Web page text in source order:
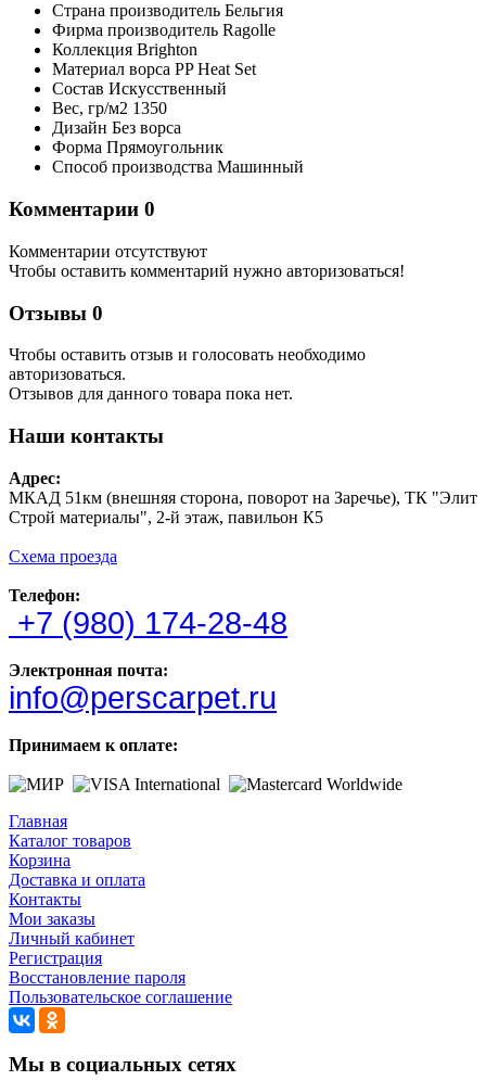
Страна производитель Бельгия
Фирма производитель Ragolle
Коллекция Brighton
Материал ворса PP Heat Set
Состав Искусственный
Вес, гр/м2 1350
Дизайн Без ворса
Форма Прямоугольник
Способ производства Машинный
Комментарии 0
Комментарии отсутствуют
Чтобы оставить комментарий нужно авторизоваться!
Отзывы 0
Чтобы оcтавить отзыв и голосовать необходимо
авторизоваться.
Отзывов для данного товара пока нет.
Наши контакты
Адрес:
МКАД 51км (внешняя сторона, поворот на Заречье), ТК "Элит
Строй материалы", 2-й этаж, павильон К5
Схема проезда
Телефон:
+7 (980) 174-28-48
Электронная почта:
info@perscarpet.ru
Принимаем к оплате:
Главная
Каталог товаров
Корзина
Доставка и оплата
Контакты
Мои заказы
Личный кабинет
Регистрация
Восстановление пароля
Пользовательское соглашение
Мы в социальных сетях